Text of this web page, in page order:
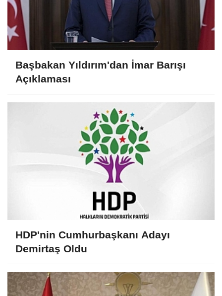
Başbakan Yıldırım'dan İmar Barışı
Açıklaması
HDP'nin Cumhurbaşkanı Adayı
Demirtaş Oldu